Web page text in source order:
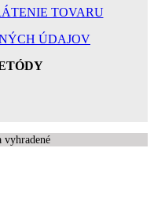
TOVARU
ÚDAJOV